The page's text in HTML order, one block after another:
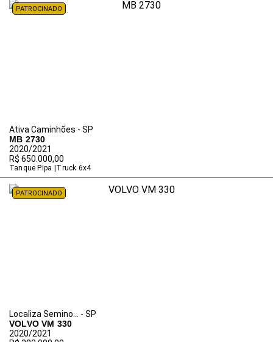
PATROCINADO
Ativa Caminhões - SP
MB 2730
2020/2021
R$ 650.000,00
Tanque Pipa Truck 6x4
PATROCINADO
Localiza Semino... - SP
VOLVO VM 330
2020/2021